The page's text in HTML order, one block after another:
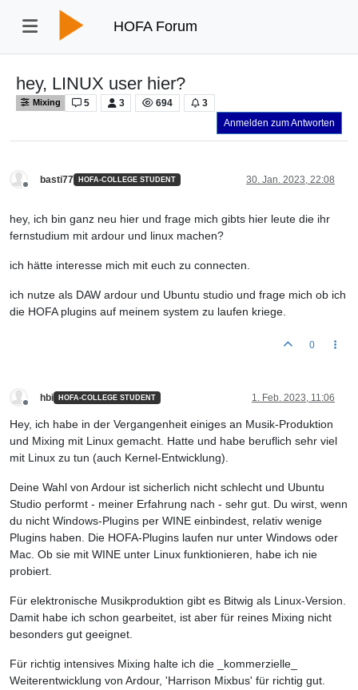
HOFA Forum
hey, LINUX user hier?
Mixing 5 3 694
3
Anmelden zum Antworten
basti77 HOFA-COLLEGE STUDENT 30. Jan. 2023, 22:08
hey, ich bin ganz neu hier und frage mich gibts hier leute die ihr
fernstudium mit ardour und linux machen?
ich hätte interesse mich mit euch zu connecten.
ich nutze als DAW ardour und Ubuntu studio und frage mich ob ich
die HOFA plugins auf meinem system zu laufen kriege.
0
hbi HOFA-COLLEGE STUDENT 1. Feb. 2023, 11:06
Hey, ich habe in der Vergangenheit einiges an Musik-Produktion
und Mixing mit Linux gemacht. Hatte und habe beruflich sehr viel
mit Linux zu tun (auch Kernel-Entwicklung).
Deine Wahl von Ardour ist sicherlich nicht schlecht und Ubuntu
Studio performt - meiner Erfahrung nach - sehr gut. Du wirst, wenn
du nicht Windows-Plugins per WINE einbindest, relativ wenige
Plugins haben. Die HOFA-Plugins laufen nur unter Windows oder
Mac. Ob sie mit WINE unter Linux funktionieren, habe ich nie
probiert.
Für elektronische Musikproduktion gibt es Bitwig als Linux-Version.
Damit habe ich schon gearbeitet, ist aber für reines Mixing nicht
besonders gut geeignet.
Für richtig intensives Mixing halte ich die _kommerzielle_
Weiterentwicklung von Ardour, 'Harrison Mixbus' für richtig gut.